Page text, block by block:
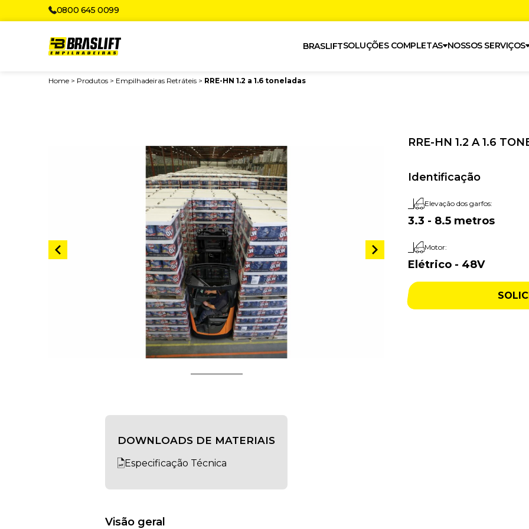
0800 645 0099
BRASLIFTSOLUÇÕES COMPLETAS NOSSOS SERVIÇOS
Home > Produtos > Empilhadeiras Retráteis > RRE-HN 1.2 a 1.6 toneladas
RRE-HN 1.2 A 1.6
Identificação
Elevação dos garfos:
3.3 - 8.5 metros
Motor:
Elétrico - 48V
DOWNLOADS DE MATERIAIS
Especificação Técnica
Visão geral